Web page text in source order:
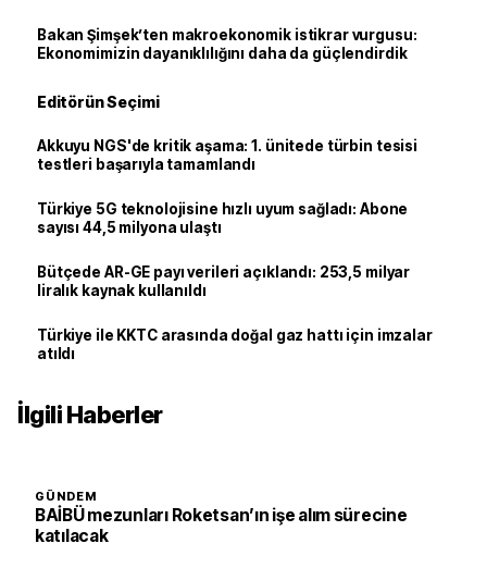
Bakan Şimşek’ten makroekonomik istikrar vurgusu:
Ekonomimizin dayanıklılığını daha da güçlendirdik
Editörün Seçimi
Akkuyu NGS'de kritik aşama: 1. ünitede türbin tesisi
testleri başarıyla tamamlandı
Türkiye 5G teknolojisine hızlı uyum sağladı: Abone
sayısı 44,5 milyona ulaştı
Bütçede AR-GE payı verileri açıklandı: 253,5 milyar
liralık kaynak kullanıldı
Türkiye ile KKTC arasında doğal gaz hattı için imzalar
atıldı
İlgili Haberler
GÜNDEM
BAİBÜ mezunları Roketsan’ın işe alım sürecine
katılacak